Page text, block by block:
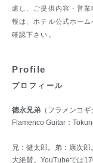
慮し、ご提供内容・営
報は、ホテル公式ホーム
確認下さい。
Profile
プロフィール
徳永兄弟 （フラメンコギ
Flamenco Guitar：
兄：健太郎。弟：康次
大絶賛。YouTubeでは